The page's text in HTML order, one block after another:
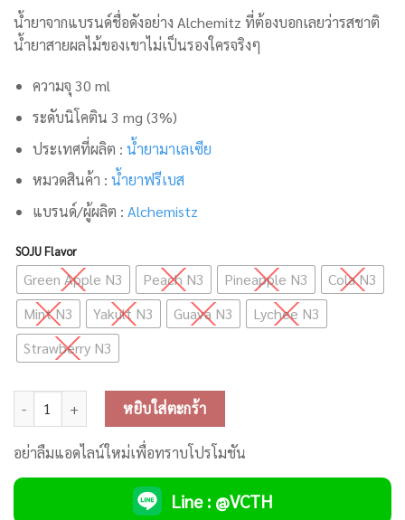
น้ำยาจากแบรนด์ชื่อดังอย่าง Alchemitz ที่ต้องบอกเลยว่ารสชาติ
น้ำยาสายผลไม้ของเขาไม่เป็นรองใครจริงๆ
ความจุ 30 ml
ระดับนิโคติน 3 mg (3%)
ประเทศที่ผลิต : น้ำยามาเลเซีย
หมวดสินค้า : น้ำยาฟรีเบส
แบรนด์/ผู้ผลิต : Alchemistz
SOJU Flavor
Green Apple N3 Peach N3 Pineapple N3
Cola N3
Mint N3
Yakult N3 Guava N3
Lychee N3
Strawberry N3
จำนวน SOJU Freebase ชิ้นหยิบใส่ตะกร้า
อย่าลืมแอดไลน์ใหม่เพื่อทราบโปรโมชัน
Line : @VCTH